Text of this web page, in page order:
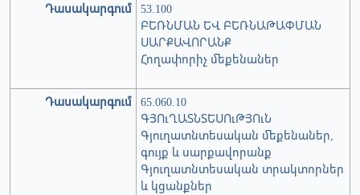
Դասակարգում 53.100
ԲԵՌՆՄԱՆ ԵՎ ԲԵՌՆԱԹԱՓՄԱՆ
ՍԱՐՔԱՎՈՐԱՆՔ
Հողափորիչ մեքենաներ
Դասակարգում 65.060.10
ԳՅՈւՂԱՏՆՏԵՍՈւԹՅՈւՆ
Գյուղատնտեսական մեքենաներ,
գույք և սարքավորանք
Գյուղատնտեսական տրակտորներ
և կցանքներ